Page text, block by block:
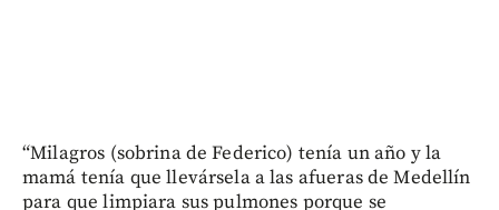
“Milagros (sobrina de Federico) tenía un año y la
mamá tenía que llevársela a las afueras de Medellín
para que limpiara sus pulmones porque se